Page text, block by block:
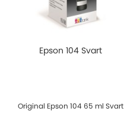
Epson 104 Svart
Original Epson 104 65 ml Svart